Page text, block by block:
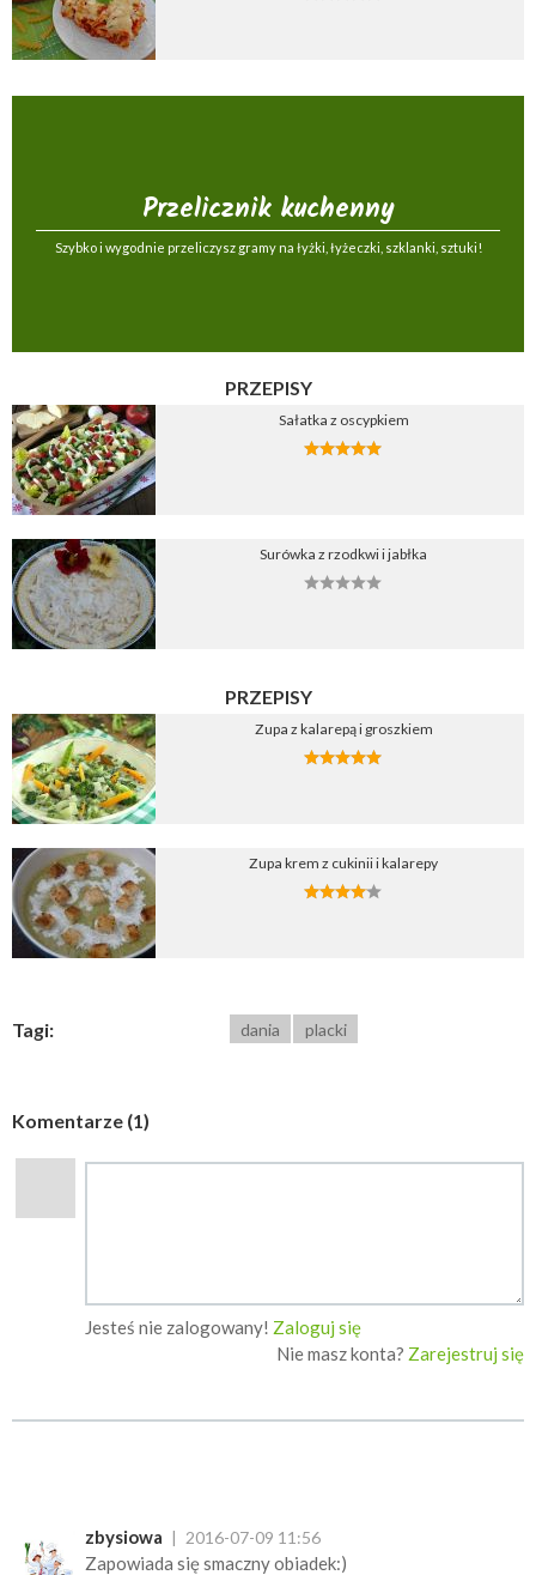
Przelicznik kuchenny
Szybko i wygodnie przeliczysz gramy na łyżki, łyżeczki, szklanki, sztuki!
PRZEPISY
Sałatka z oscypkiem
Surówka z rzodkwi i jabłka
PRZEPISY
Zupa z kalarepą i groszkiem
Zupa krem z cukinii i kalarepy
Tagi: dania placki
Komentarze (1)
Jesteś nie zalogowany! Zaloguj się
Nie masz konta? Zarejestruj się
zbysiowa 2016-07-09 11:56
Zapowiada się smaczny obiadek:)